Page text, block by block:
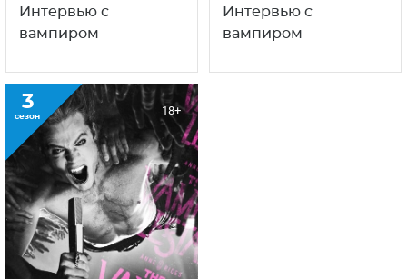
Интервью с
вампиром
Интервью с
вампиром
3
сезон 18+